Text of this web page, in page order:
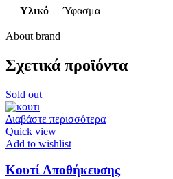
Υλικό Ύφασμα
About brand
Σχετικά προϊόντα
Sold out
Διαβάστε περισσότερα
Quick view
Add to wishlist
Κουτί Αποθήκευσης